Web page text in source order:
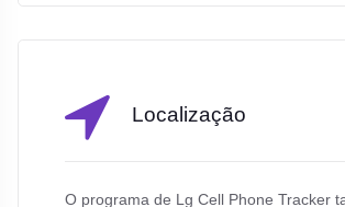
Localização
O programa de Lg Cell Phone Tracker